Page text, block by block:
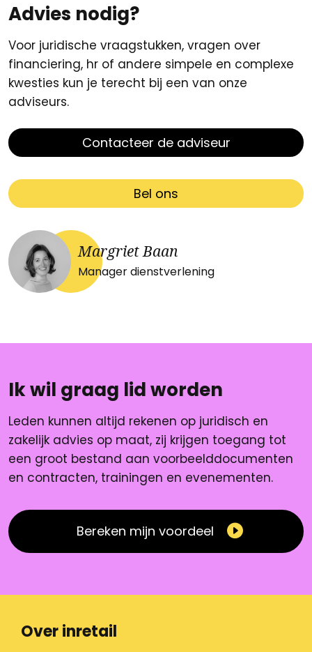
Advies nodig?
Voor juridische vraagstukken, vragen over
financiering, hr of andere simpele en complexe
kwesties kun je terecht bij een van onze
adviseurs.
Contacteer de adviseur
Bel ons
Margriet Baan
Manager dienstverlening
Ik wil graag lid worden
Leden kunnen altijd rekenen op juridisch en
zakelijk advies op maat, zij krijgen toegang tot
een groot bestand aan voorbeelddocumenten
en contracten, trainingen en evenementen.
Bereken mijn voordeel
Over inretail